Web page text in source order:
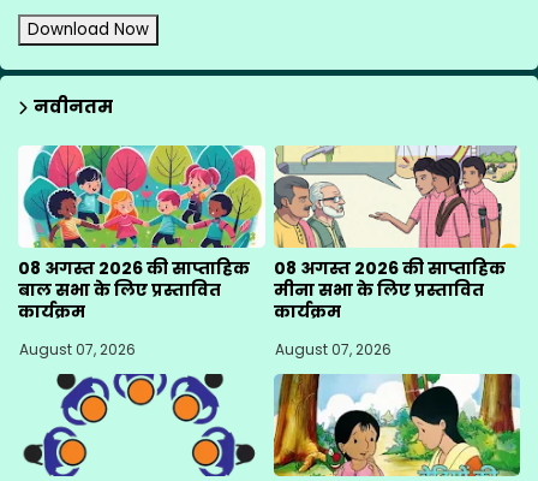
Download Now
नवीनतम
08 अगस्त 2026 की साप्ताहिक
बाल सभा के लिए प्रस्तावित
कार्यक्रम
August 07, 2026
08 अगस्त 2026 की साप्ताहिक
मीना सभा के लिए प्रस्तावित
कार्यक्रम
August 07, 2026